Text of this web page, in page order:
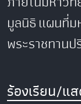
มูลนิธิแผนที่ม
พระราชทาน
ร้องเรียน/แ